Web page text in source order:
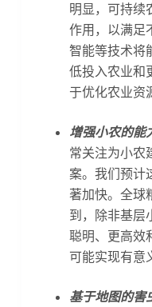
明显，可持续
作用，以满足
智能等技术将
低投入农业和
于优化农业资
增强小农的能
常关注为小农
案。我们预计
著加快。全球
到，除非基层
聪明、更高效
可能实现有意
基于地图的害